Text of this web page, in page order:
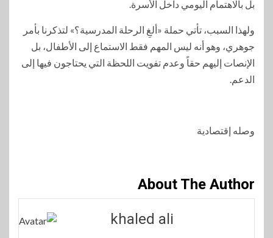
بل بالاهتمام اليومي داخل الأسرة.
ولهذا السبب، تأتي حملة «ألغِ الرحلة المدرسية؟» لتذكرنا بأمر
جوهري، وهو أنه ليس المهم فقط الاستماع إلى الأطفال، بل
الإنصات إليهم حقاً وعدم تفويت اللحظة التي يحتاجون فيها إلى
الدعم.
وصله إقتصادية
About The Author
khaled ali